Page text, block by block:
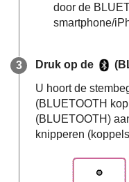
door de
smartphone/
Druk op de
U hoort de
(BLUETOOTH
(BLUETOOTH)
knipperen